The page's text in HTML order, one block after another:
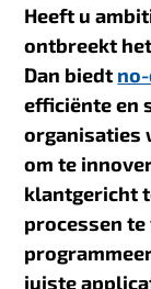
Heeft u
ontbreekt
Dan biedt
efficiënte en
organisaties
om te
klantgericht
processen
juiste